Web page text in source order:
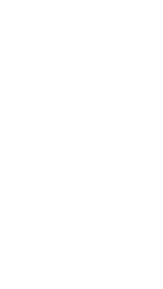
kombinaci zimní
k patě“
či
rovnoměrně po